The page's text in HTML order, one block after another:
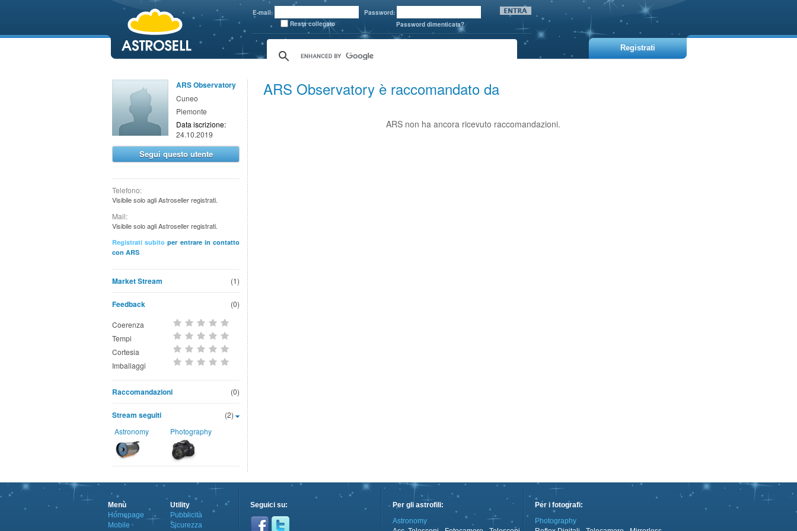
E-mail:
Password:
Resta collegato
Password dimenticata?
Registrati
ARS Observatory
Cuneo
Piemonte
Data iscrizione:
24.10.2019
Segui questo utente
Telefono:
Visibile solo agli Astroseller registrati.
Mail:
Visibile solo agli Astroseller registrati.
Registrati subito per entrare in contatto
con ARS
(1)
Market Stream
Feedback (0)
Coerenza
Tempi
Cortesia
Imballaggi
(0)
Raccomandazioni
(2)
Stream seguiti
Astronomy Photography
ARS Observatory è raccomandato da
ARS non ha ancora ricevuto raccomandazioni.
Menù
Homepage
Mobile
Utility
Pubblicità
Sicurezza
Seguici su:
Per gli astrofili:
Astronomy
Per i fotografi:
Photography